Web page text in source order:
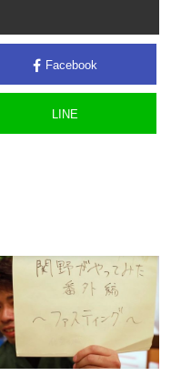
Facebook
LINE